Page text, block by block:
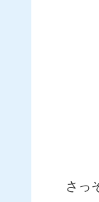
さっ